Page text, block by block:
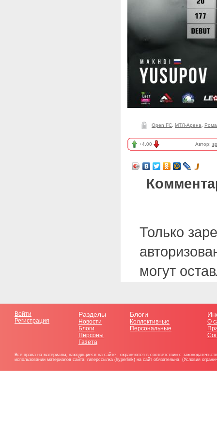
Open FC МТЛ-Арена
+4.00 Автор:
Только
могут
Войти
Регистрация
Разделы
Новости
Блоги
Персоны
Газета
Блоги
Коллективные
Персональные
О
Все права на материалы, находящиеся на сайте , охраняются в соответствии с
использовании материалов сайта, гиперссылка (hyperlink) на сайт обязательна. (Условия